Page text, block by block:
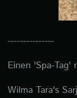
---------------
Einen 'Spa-Tag'
Wilma Tara's